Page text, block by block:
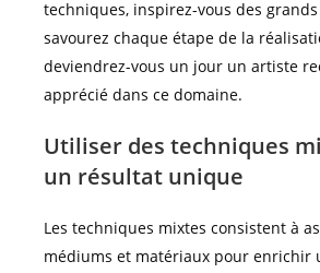
techniques, inspirez-vous des
savourez chaque étape de la
deviendrez-vous un jour un artiste
apprécié dans ce domaine.
Utiliser des techniques
un résultat unique
Les techniques mixtes consistent à
médiums et matériaux pour enrichir